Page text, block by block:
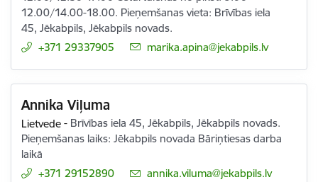
12.00/14.00-18.00. Pieņemšanas vieta: Brīvības iela
45, Jēkabpils, Jēkabpils novads.
+371 29337905
E-pasts:
marika.apina@jekabpils.lv
Annika Viļuma
Lietvede - Brīvības iela 45, Jēkabpils, Jēkabpils novads.
Pieņemšanas laiks: Jēkabpils novada Bāriņtiesas darba
laikā
+371 29152890
E-pasts:
annika.viluma@jekabpils.lv